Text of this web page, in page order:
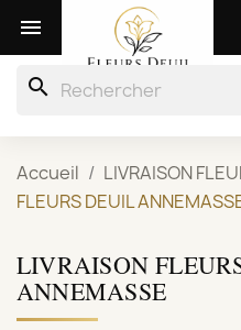

search
Accueil LIVRAISON
FLEURS DEUIL
LIVRAISON
ANNEMASSE